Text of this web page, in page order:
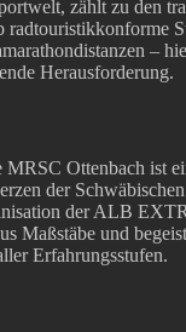
zählt zu den
radtouristikkonforme
–
Herausforderung.
MRSC Ottenbach ist
der
der ALB
Maßstäbe und
Erfahrungsstufen.